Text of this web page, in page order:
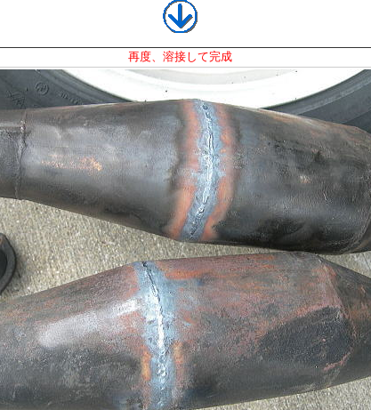
再度、溶接して完成